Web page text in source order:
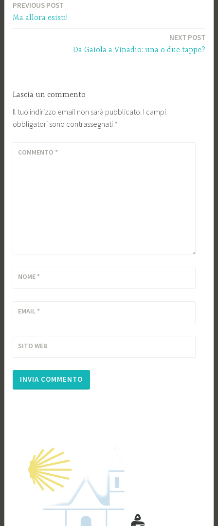
Navigazione
PREVIOUS POST
Ma allora esisti!
NEXT POST
Da Gaiola a Vinadio: una o due tappe?
Lascia un commento
Il tuo indirizzo email non sarà pubblicato. I campi
obbligatori sono contrassegnati *
COMMENTO *
NOME *
EMAIL *
SITO WEB